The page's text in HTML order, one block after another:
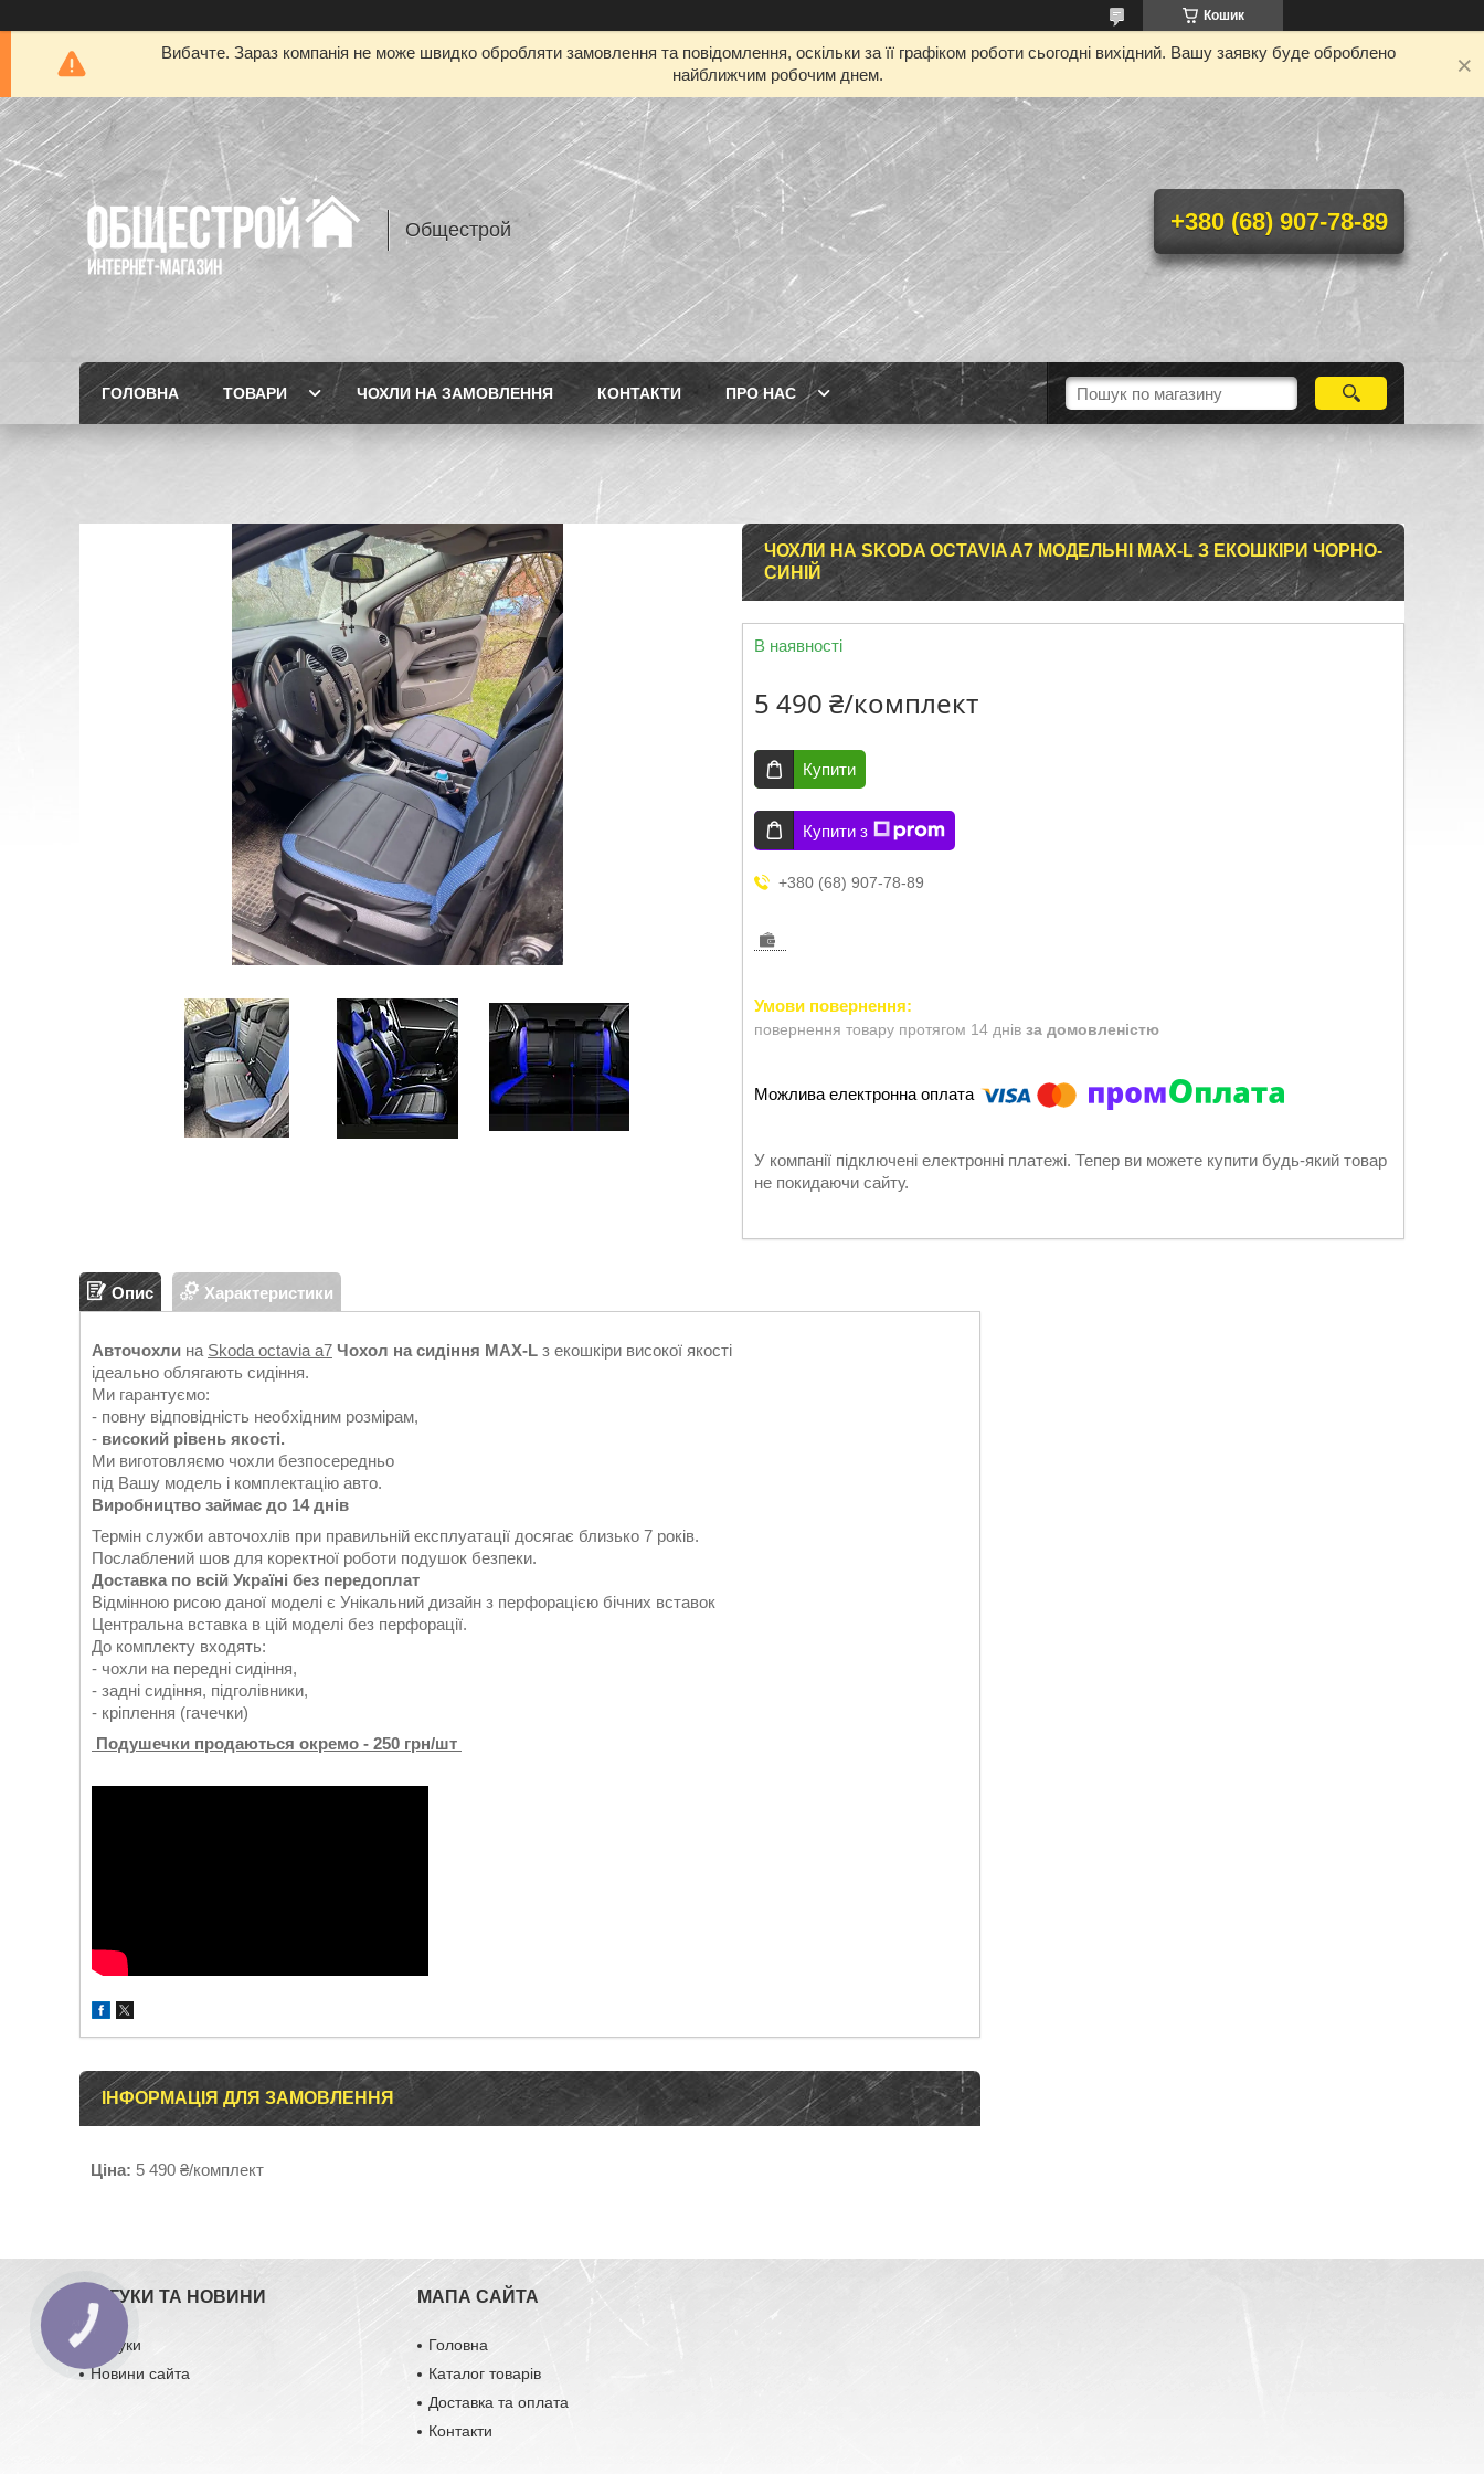
Кошик
Вибачте. Зараз компанія не може швидко обробляти замовлення та повідомлення, оскільки за її графіком роботи сьогодні вихідний. Вашу заявку буде оброблено
найближчим робочим днем.
Общестрой +380 (68) 907-78-89
ГОЛОВНА ТОВАРИ ЧОХЛИ НА ЗАМОВЛЕННЯ КОНТАКТИ ПРО НАС
ЧОХЛИ НА SKODA OCTAVIA A7 МОДЕЛЬНІ MAX-L З ЕКОШКІРИ ЧОРНО-
СИНІЙ
В наявності
5 490 ₴/комплект
Купити
Купити з
+380 (68) 907-78-89
повернення товару протягом 14 днів за домовленістю
У компанії підключені електронні платежі. Тепер ви можете купити будь-який товар
не покидаючи сайту.
Опис Характеристики
Авточохли на Skoda octavia a7 Чохол на сидіння MAX-L з екошкіри високої якості
ідеально облягають сидіння.
Ми гарантуємо:
- повну відповідність необхідним розмірам,
- високий рівень якості.
Ми виготовляємо чохли безпосередньо
під Вашу модель і комплектацію авто.
Виробництво займає до 14 днів
Термін служби авточохлів при правильній експлуатації досягає близько 7 років.
Послаблений шов для коректної роботи подушок безпеки.
Доставка по всій Україні без передоплат
Відмінною рисою даної моделі є Унікальний дизайн з перфорацією бічних вставок
Центральна вставка в цій моделі без перфорації.
До комплекту входять:
- чохли на передні сидіння,
- задні сидіння, підголівники,
- кріплення (гачечки)
Подушечки продаються окремо - 250 грн/шт
ІНФОРМАЦІЯ ДЛЯ ЗАМОВЛЕННЯ
Ціна: 5 490 ₴/комплект
ВІДГУКИ ТА НОВИНИ
Відгуки
Новини сайта
МАПА САЙТА
Головна
Каталог товарів
Доставка та оплата
Контакти